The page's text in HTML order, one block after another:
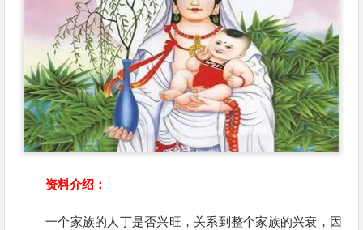
资料介绍：
一个家族的人丁是否兴旺，关系到整个家族的兴衰，因